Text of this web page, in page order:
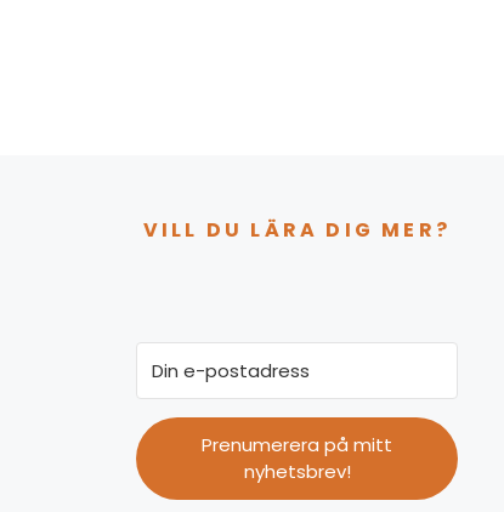
VILL DU LÄRA DIG MER?
Prenumerera på mitt
nyhetsbrev!